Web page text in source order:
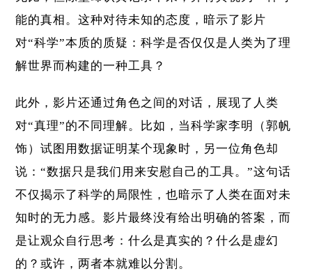
能的真相。这种对待未知的态度，暗示了影片
对“科学”本质的质疑：科学是否仅仅是人类为了理
解世界而构建的一种工具？
此外，影片还通过角色之间的对话，展现了人类
对“真理”的不同理解。比如，当科学家李明（郭帆
饰）试图用数据证明某个现象时，另一位角色却
说：“数据只是我们用来安慰自己的工具。”这句话
不仅揭示了科学的局限性，也暗示了人类在面对未
知时的无力感。影片最终没有给出明确的答案，而
是让观众自行思考：什么是真实的？什么是虚幻
的？或许，两者本就难以分割。